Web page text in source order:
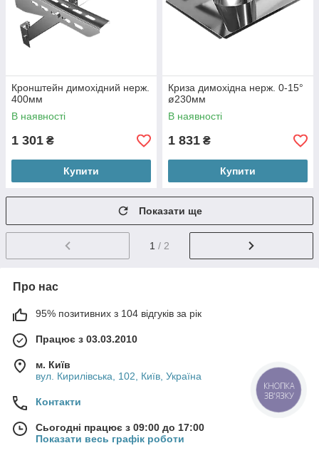
Кронштейн димохідний нерж.
400мм
В наявності
1 301 ₴
Купити
Криза димохідна нерж. 0-15°
ø230мм
В наявності
1 831 ₴
Купити
Показати ще
1 / 2
Про нас
95% позитивних з 104 відгуків за рік
Працює з 03.03.2010
м. Київ
вул. Кирилівська, 102, Київ, Україна
Контакти
Сьогодні працює з 09:00 до 17:00
Показати весь графік роботи
КНОПКА
ЗВ'ЯЗКУ